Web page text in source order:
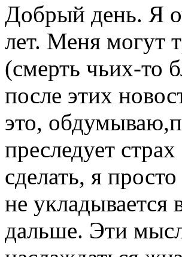
Добрый день. Я
лет. Меня могут
(смерть чьих-то
после этих
это,
преследует
сделать, я
не укладывается
дальше. Эти